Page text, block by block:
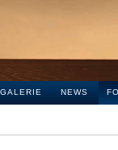
GALERIE NEWS